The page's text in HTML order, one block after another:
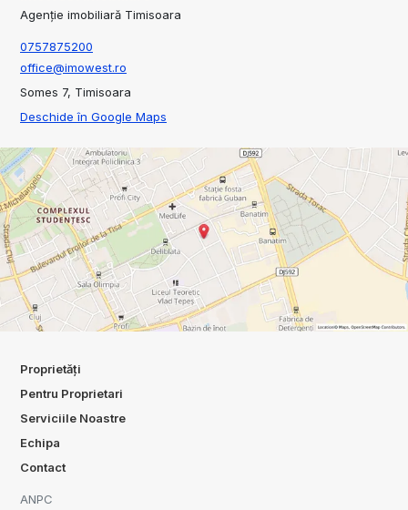
Agenție imobiliară Timisoara
0757875200
office@imowest.ro
Somes 7, Timisoara
Deschide în Google Maps
Proprietăți
Pentru Proprietari
Serviciile Noastre
Echipa
Contact
ANPC